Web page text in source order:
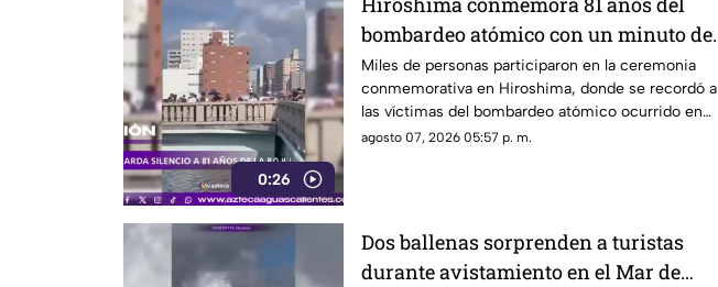
0:26
bombardeo atómico con un minuto de
silencio
Miles de personas participaron en la ceremonia
conmemorativa en Hiroshima, donde se recordó a
las víctimas del bombardeo atómico ocurrido en
1945
agosto 07, 2026 05:57 p. m.
Dos ballenas sorprenden a turistas
durante avistamiento en el Mar de